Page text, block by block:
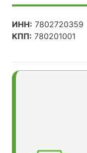
ИНН: 7802720359
КПП: 780201001